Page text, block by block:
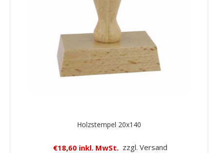
Holzstempel 20x140
€18,60 inkl. MwSt. zzgl. Versand